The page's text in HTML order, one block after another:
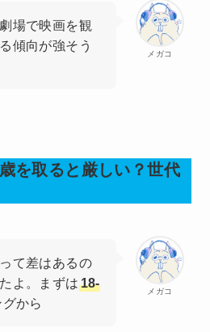
メガコ
場で映画を観
傾向が強そう
を取ると厳しい？世代
メガコ
て差はあるの
よ。まずは 18-
から